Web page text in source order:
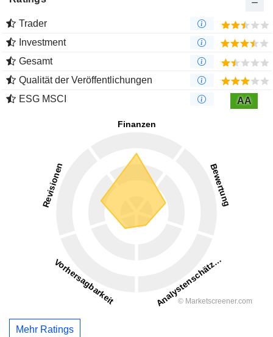
Trader
Investment
Gesamt
Qualität der Veröffentlichungen
ESG MSCI
AA
Mehr Ratings